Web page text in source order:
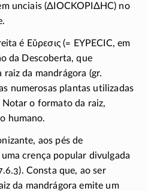
unciais (ΔΙΟϹΚΟΡΙΔΗϹ) no
é Εὕρεσις(= ΕΥΡΕϹΙϹ, em
da Descoberta, que
da mandrágora (gr.
numerosas plantas utilizadas
Notar o formato da raiz,
humano.
aos pés de
crença popular divulgada
Consta que, ao ser
da mandrágora emite um